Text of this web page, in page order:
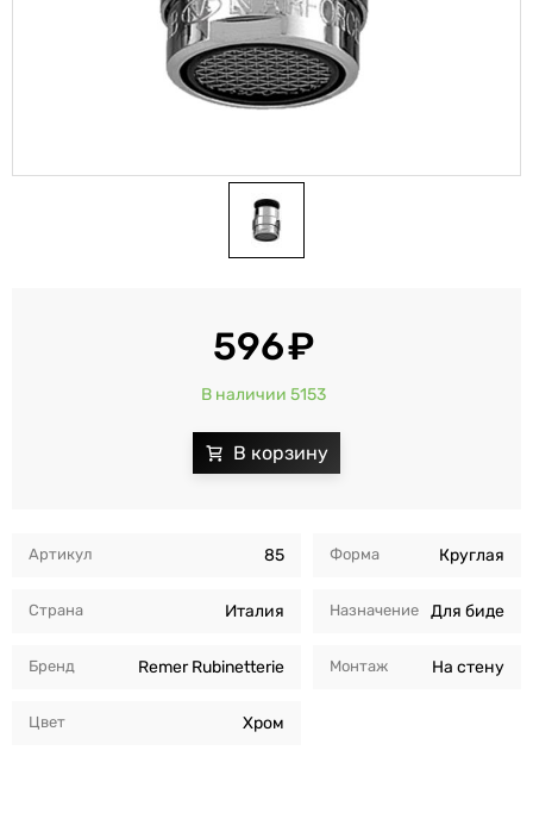
Артикул 85
Страна Италия
Бренд Remer Rubinetterie
Цвет Хром
Форма Круглая
Назначение Для биде
Монтаж На стену
596
В наличии 5153